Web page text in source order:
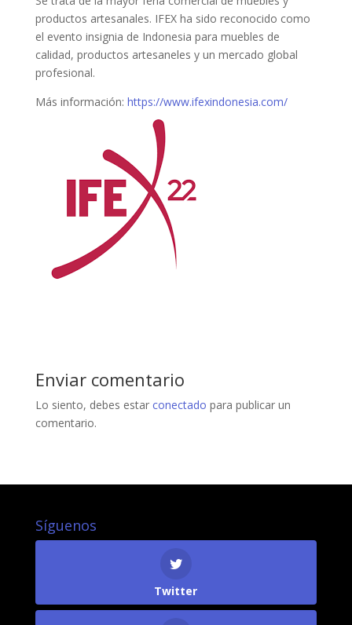
productos artesanales. IFEX ha sido reconocido como
el evento insignia de Indonesia para muebles de
calidad, productos artesaneles y un mercado global
profesional.
Más información: https://www.ifexindonesia.com/
Enviar comentario
Lo siento, debes estar conectado para publicar un
comentario.
Síguenos
Twitter